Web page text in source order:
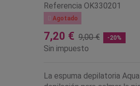
Referencia OK330201
Agotado
7,20 € 9,00 € -20%
Sin impuesto
La espuma depilatoria